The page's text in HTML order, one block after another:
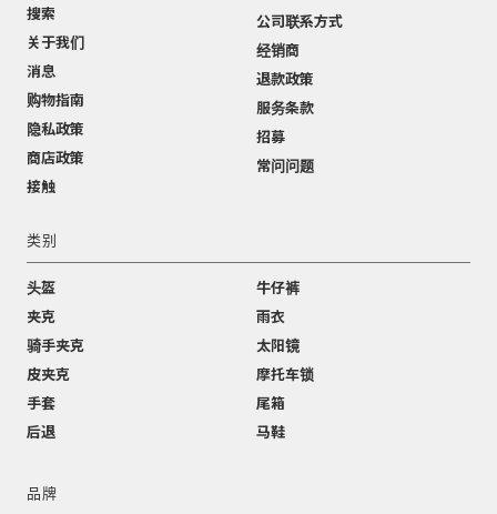
搜索
关于我们
消息
购物指南
隐私政策
商店政策
接触
公司联系方式
经销商
退款政策
服务条款
招募
常问问题
类别
头盔
夹克
骑手夹克
皮夹克
手套
后退
牛仔裤
雨衣
太阳镜
摩托车锁
尾箱
马鞋
品牌